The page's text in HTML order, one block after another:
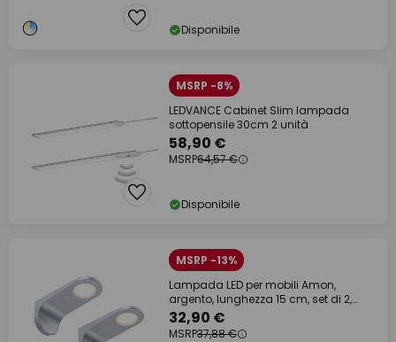
Disponibile
MSRP -8%
LEDVANCE Cabinet Slim lampada
sottopensile 30cm 2 unità
58,90 €
MSRP64,57 €
Disponibile
MSRP -13%
Lampada LED per mobili Amon,
argento, lunghezza 15 cm, set di 2,
dimmerabile
32,90 €
MSRP37,88 €